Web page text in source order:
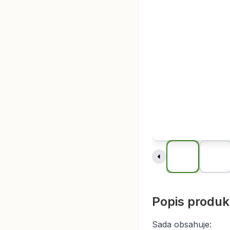
Popis
Sada obsahuje: